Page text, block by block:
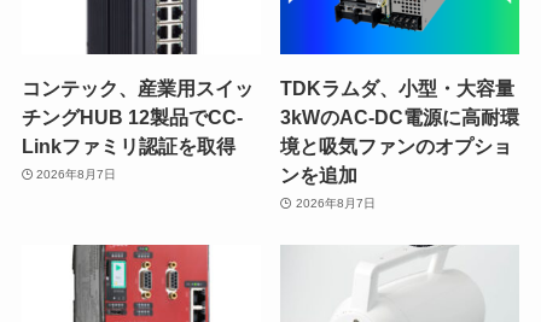
コンテック、産業用スイッ
チングHUB 12製品でCC-
Linkファミリ認証を取得
2026年8月7日
TDKラムダ、小型・大容量
3kWのAC-DC電源に高耐環
境と吸気ファンのオプショ
ンを追加
2026年8月7日